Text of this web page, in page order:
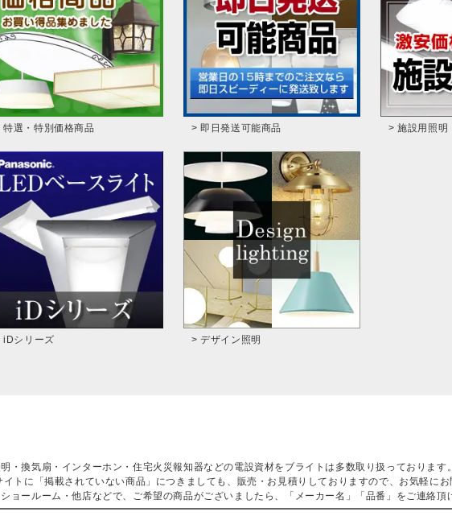
特選・特別価格商品 > 即日発送可能商品 > 施設用照明
iDシリーズ > デザイン照明
・換気扇・インターホン・住宅火災報知器などの電設資材をブライトは多数取り扱っております。
イトに「掲載されていない商品」につきましても、販売・お見積りしておりますので、お気軽に
ョールーム・他店などで、ご希望の商品がございましたら、「メーカー名」「品番」をご連絡頂